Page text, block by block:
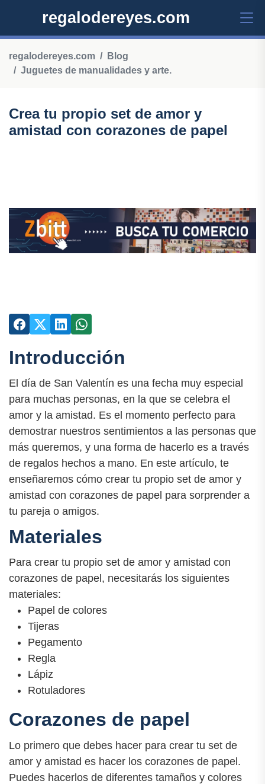
regalodereyes.com
regalodereyes.com
Blog
Juguetes de manualidades y arte.
Crea tu propio set de amor y
amistad con corazones de papel
Introducción
El día de San Valentín es una fecha muy especial
para muchas personas, en la que se celebra el
amor y la amistad. Es el momento perfecto para
demostrar nuestros sentimientos a las personas que
más queremos, y una forma de hacerlo es a través
de regalos hechos a mano. En este artículo, te
enseñaremos cómo crear tu propio set de amor y
amistad con corazones de papel para sorprender a
tu pareja o amigos.
Materiales
Para crear tu propio set de amor y amistad con
corazones de papel, necesitarás los siguientes
materiales:
Papel de colores
Tijeras
Pegamento
Regla
Lápiz
Rotuladores
Corazones de papel
Lo primero que debes hacer para crear tu set de
amor y amistad es hacer los corazones de papel.
Puedes hacerlos de diferentes tamaños y colores